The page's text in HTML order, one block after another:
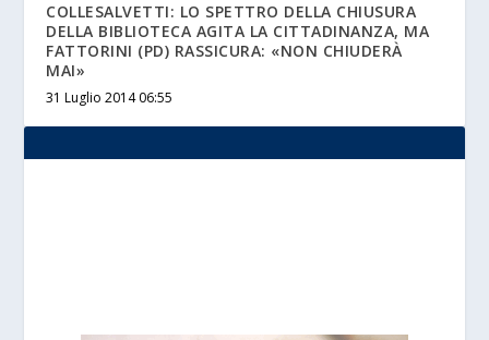
COLLESALVETTI: LO SPETTRO DELLA CHIUSURA
DELLA BIBLIOTECA AGITA LA CITTADINANZA, MA
FATTORINI (PD) RASSICURA: «NON CHIUDERÀ
MAI»
31 Luglio 2014 06:55